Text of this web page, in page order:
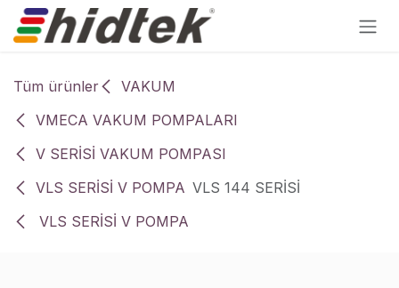
İçereği Atla
Tüm ürünler
VAKUM
VMECA VAKUM POMPALARI
V SERİSİ VAKUM POMPASI
VLS SERİSİ V POMPA VLS 144 SERİSİ
VLS SERİSİ V POMPA